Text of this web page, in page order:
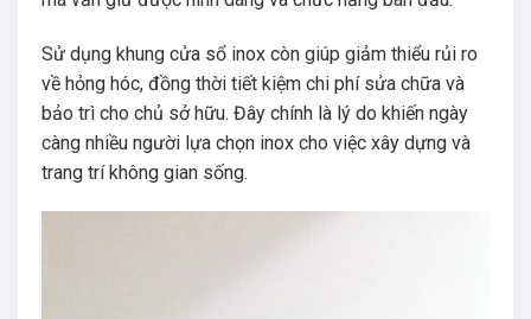
Sử dụng khung cửa sổ inox còn giúp giảm thiểu rủi ro
về hỏng hóc, đồng thời tiết kiệm chi phí sửa chữa và
bảo trì cho chủ sở hữu. Đây chính là lý do khiến ngày
càng nhiều người lựa chọn inox cho việc xây dựng và
trang trí không gian sống.